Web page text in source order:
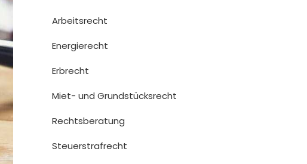
Arbeitsrecht
Energierecht
Erbrecht
Miet- und Grundstücksrecht
Rechtsberatung
Steuerstrafrecht